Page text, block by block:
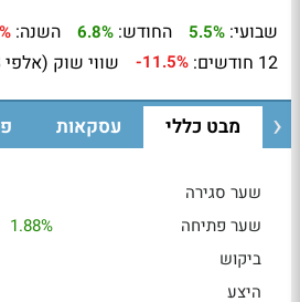
שבועי: 5.5% החודש: 6.8% השנה:
12 חודשים: -11.5% שווי שוק (אלפי
מבט כללי עסקאות
שער סגירה
שער פתיחה
1.88%
ביקוש
היצע